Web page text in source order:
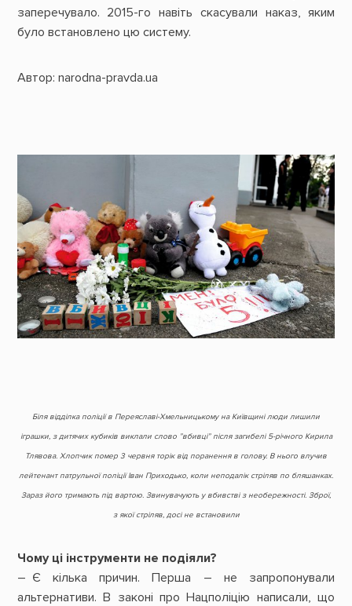
заперечувало. 2015-го навіть скасували наказ, яким
було встановлено цю систему.
Автор: narodna-pravda.ua
Біля відділка поліції в Переяславі-Хмельницькому на Київщині люди лишили
іграшки, з дитячих кубиків виклали слово ”вбивці” після загибелі 5-річного Кирила
Тлявова. Хлопчик помер 3 червня торік від поранення в голову. В нього влучив
лейтенант патрульної поліції Іван Приходько, коли неподалік стріляв по бляшанках.
Зараз його тримають під вартою. Звинувачують у вбивстві з необережності. Зброї,
з якої стріляв, досі не встановили
Чому ці інструменти не подіяли?
– Є кілька причин. Перша – не запропонували
альтернативи. В законі про Нац­поліцію написали, що